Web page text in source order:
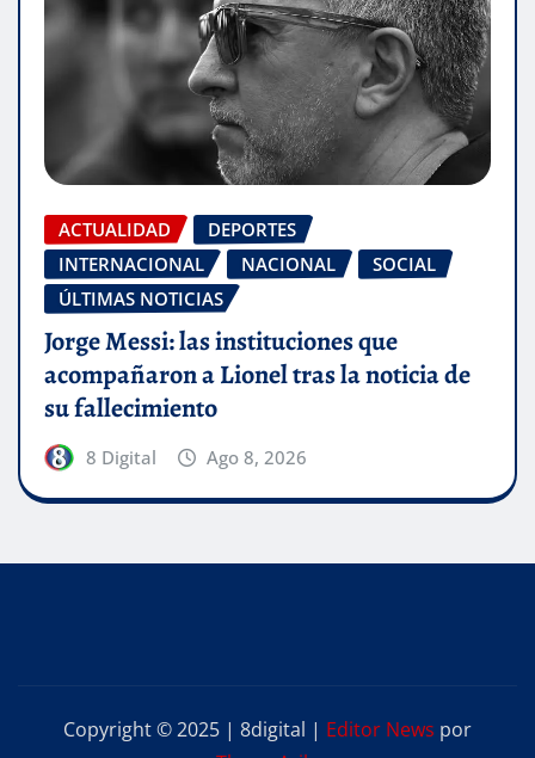
ACTUALIDAD
DEPORTES
INTERNACIONAL
NACIONAL
SOCIAL
ÚLTIMAS NOTICIAS
Jorge Messi: las instituciones que
acompañaron a Lionel tras la noticia de
su fallecimiento
8 Digital Ago 8, 2026
Copyright © 2025 | 8digital | Editor News por